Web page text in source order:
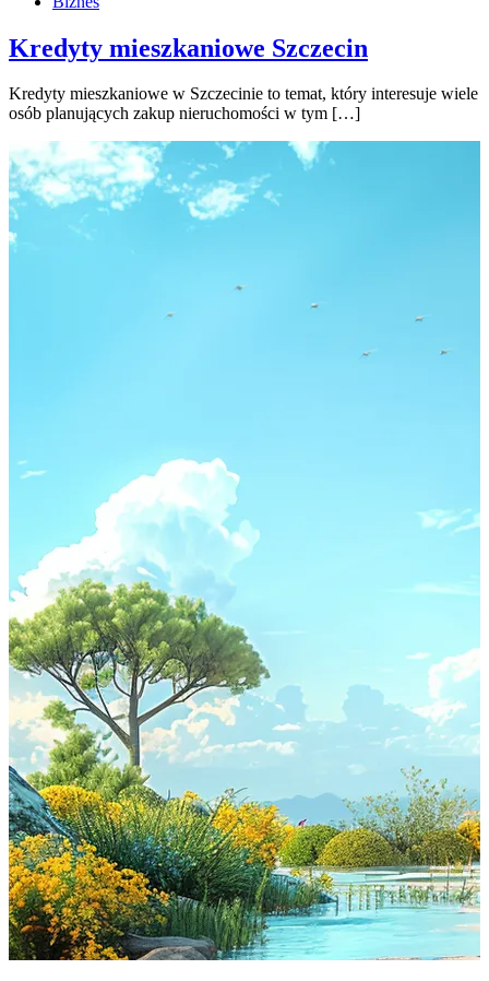
Kredyty mieszkaniowe Szczecin
Kredyty mieszkaniowe w Szczecinie to temat, który interesuje wiele
osób planujących zakup nieruchomości w tym […]